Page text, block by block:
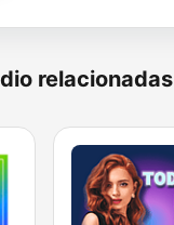
relacionadas